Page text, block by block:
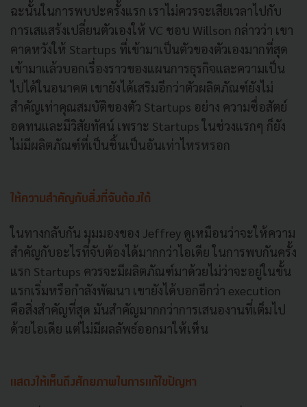
ฉะนั้นในการพบปะครั้งแรก เราไม่ควรจะเสียเวลาไปกับ
การเสแสร้งเปลี่ยนตัวเองให้ VC ชอบ Willson กล่าวว่า เขา
คาดหวังให้ Startups ที่เข้ามาเป็นตัวของตัวเองมากที่สุด
เข้ามาแล้วบอกเรื่องราวของแผนการธุรกิจและความเป็น
ไปได้ในอนาคต เขายังได้เสริมอีกว่าตัวผลิตภัณฑ์ยังไม่
สำคัญเท่าคุณสมบัติของตัว Startups อย่าง ความซื่อสัตย์
อดทนและมีวิสัยทัศน์ เพราะ Startups ในช่วงแรกๆ ก็ยัง
ไม่มีผลิตภัณฑ์ที่เป็นชิ้นเป็นอันเท่าไหรหรอก
ให้ความสำคัญกับสิ่งที่จับต้องได้
ในทางกลับกัน มุมมองของ Jeffrey ดูเหมือนว่าจะให้ความ
สำคัญกับอะไรที่จับต้องได้มากกว่าไอเดีย ในการพบกันครั้ง
แรก Startups ควรจะมีผลิตภัณฑ์มาด้วยไม่ว่าจะอยู่ในขั้น
แรกเริ่มหรือกำลังพัฒนา เขายังได้บอกอีกว่า execution
คือสิ่งสำคัญที่สุด มันสำคัญมากกว่าการเสนองานที่เต็มไป
ด้วยไอเดีย แต่ไม่มีผลลัพธ์ออกมาให้เห็น
แสดงให้เห็นถึงศักยภาพในการแก้ไขปัญหา